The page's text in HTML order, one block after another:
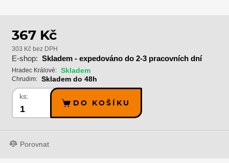
367 Kč
303 Kč bez DPH
E-shop: Skladem - expedováno do 2-3 pracovních dní
Hradec Králové: Skladem
Chrudim: Skladem do 48h
ks:
DO KOŠÍKU
Porovnat